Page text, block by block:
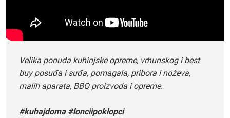
Velika ponuda kuhinjske opreme, vrhunskog i best
buy posuđa i suđa, pomagala, pribora i noževa,
malih aparata, BBQ proizvoda i opreme.
#kuhajdoma #lonciipoklopci